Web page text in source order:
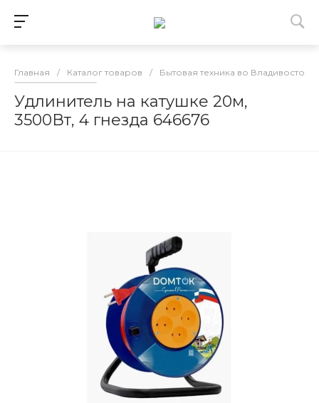
Главная / Каталог товаров / Бытовая техника во Владивостоке
Удлинитель на катушке 20м,
3500Вт, 4 гнезда 646676